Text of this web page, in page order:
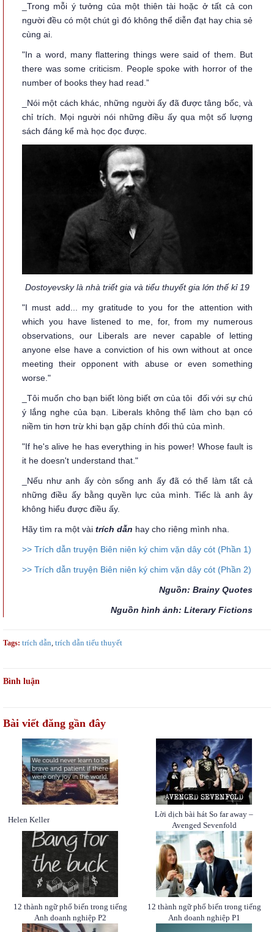
_Trong mỗi ý tưởng của một thiên tài hoặc ở tất cả con
người đều có một chút gì đó không thể diễn đạt hay chia sẻ
cùng ai.
"In a word, many flattering things were said of them. But
there was some criticism. People spoke with horror of the
number of books they had read.”
_Nói một cách khác, những người ấy đã được tâng bốc, và
chỉ trích. Mọi người nói những điều ấy qua một số lượng
sách đáng kể mà học đọc được.
Dostoyevsky là nhà triết gia và tiểu thuyết gia lớn thế kỉ 19
"I must add... my gratitude to you for the attention with
which you have listened to me, for, from my numerous
observations, our Liberals are never capable of letting
anyone else have a conviction of his own without at once
meeting their opponent with abuse or even something
worse."
_Tôi muốn cho bạn biết lòng biết ơn của tôi đối với sự chú
ý lắng nghe của bạn. Liberals không thể làm cho bạn có
niềm tin hơn trừ khi bạn gặp chính đối thủ của mình.
"If he's alive he has everything in his power! Whose fault is
it he doesn't understand that."
_Nếu như anh ấy còn sống anh ấy đã có thể làm tất cả
những điều ấy bằng quyền lực của mình. Tiếc là anh ây
không hiểu được điều ấy.
Hãy tìm ra một vài trích dẫn hay cho riêng mình nha.
>> Trích dẫn truyện Biên niên ký chim vặn dây cót (Phần 1)
>> Trích dẫn truyện Biên niên ký chim vặn dây cót (Phần 2)
Nguồn: Brainy Quotes
Nguồn hình ảnh: Literary Fictions
Tags: trích dẫn, trích dẫn tiểu thuyết
Bình luận
Bài viết đăng gần đây
Helen Keller
Lời dịch bài hát So far away –
Avenged Sevenfold
12 thành ngữ phổ biến trong tiếng
Anh doanh nghiệp P2
12 thành ngữ phổ biến trong tiếng
Anh doanh nghiệp P1